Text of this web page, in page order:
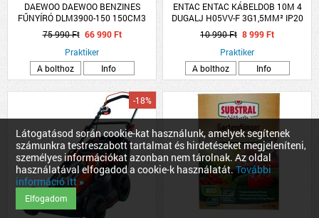
Látogatásod során cookie-kat használunk, amelyek segítenek
számunkra testreszabott tartalmat és hirdetéseket megjeleníteni,
személyes információkat azonban nem tárolnak. Az oldal
használatával elfogadod a cookie-k használatát.További
információ itt »
Elfogadom
DAEWOO DAEWOO BENZINES
FŰNYÍRÓ DLM3900-150 150CM3
39CM 35L
75 990 Ft 66 990 Ft
Praktiker
A bolthoz
Info
ENTAC ENTAC KÁBELDOB 10M 4
DUGALJ H05VV-F 3G1,5MM² IP20
10 990 Ft 8 999 Ft
Praktiker
A bolthoz
Info
-18%